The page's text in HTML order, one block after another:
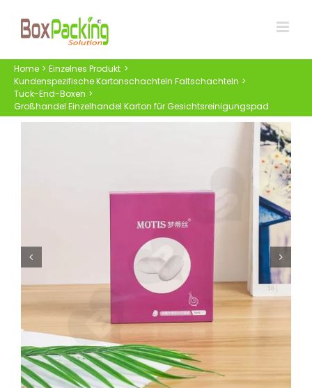
Home
Einzelnes Produkt
Kundenspezifische Kartonschachteln Faltschachteln
Tuck-End-Boxen
Großhandel Einzelhandel Karton für Gesichtsreinigungspad